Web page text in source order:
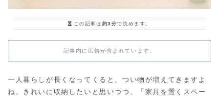
この記事は 約3分で読めます。
記事内に広告が含まれています。
一人暮らしが長くなってくると、つい物が増えてきますよ
ね。きれいに収納したいと思いつつ、「家具を置くスペー